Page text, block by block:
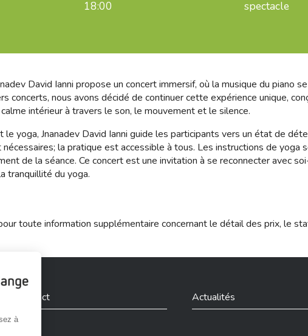
18:00
spectacle
David Ianni propose un concert immersif, où la musique du piano
concerts, nous avons décidé de continuer cette expérience unique,
intérieur à travers le son, le mouvement et le silence.
yoga, Jnanadev David Ianni guide les participants vers un état de
la pratique est accessible à tous. Les instructions de yoga
de la séance. Ce concert est une invitation à se reconnecter avec
tranquillité du yoga.
toute information supplémentaire concernant le détail des prix, le
Contact Actualités